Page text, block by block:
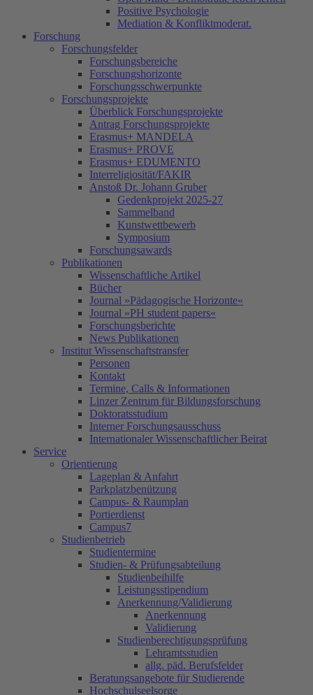
Positive Psychologie
Mediation & Konfliktmoderat.
Forschung
Forschungsfelder
Forschungsbereiche
Forschungshorizonte
Forschungsschwerpunkte
Forschungsprojekte
Überblick Forschungsprojekte
Antrag Forschungsprojekte
Erasmus+ MANDELA
Erasmus+ PROVE
Erasmus+ EDUMENTO
Interreligiosität/FAKIR
Anstoß Dr. Johann Gruber
Gedenkprojekt 2025-27
Sammelband
Kunstwettbewerb
Symposium
Forschungsawards
Publikationen
Wissenschaftliche Artikel
Bücher
Journal »Pädagogische Horizonte«
Journal »PH student papers«
Forschungsberichte
News Publikationen
Institut Wissenschaftstransfer
Personen
Kontakt
Termine, Calls & Informationen
Linzer Zentrum für Bildungsforschung
Doktoratsstudium
Interner Forschungsausschuss
Internationaler Wissenschaftlicher Beirat
Service
Orientierung
Lageplan & Anfahrt
Parkplatzbenützung
Campus- & Raumplan
Portierdienst
Campus7
Studienbetrieb
Studientermine
Studien- & Prüfungsabteilung
Studienbeihilfe
Leistungsstipendium
Anerkennung/Validierung
Anerkennung
Validierung
Studienberechtigungsprüfung
Lehramtsstudien
allg. päd. Berufsfelder
Beratungsangebote für Studierende
Hochschulseelsorge